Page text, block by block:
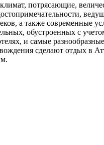
потрясающие,
а также современные
обустроенных с
и самые
сделают отдых в